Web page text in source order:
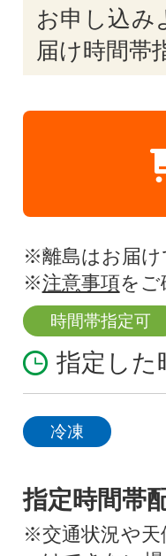
お申し込み
届け時間帯
※離島はお届け
※注意事項をご
時間帯指定可
指定した
冷凍
指定時間帯
※交通状況や天